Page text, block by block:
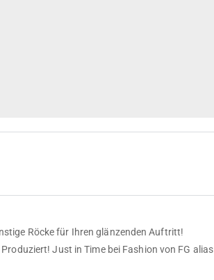
Röcke für Ihren glänzenden Auftritt!
Just in Time bei Fashion von FG alias